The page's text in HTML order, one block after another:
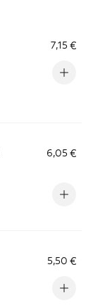
7,15 €
6,05 €
5,50 €